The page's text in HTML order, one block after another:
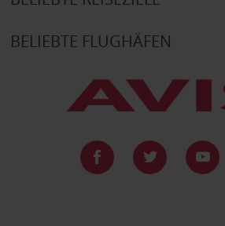
BELIEBTE FLUGHÄFEN